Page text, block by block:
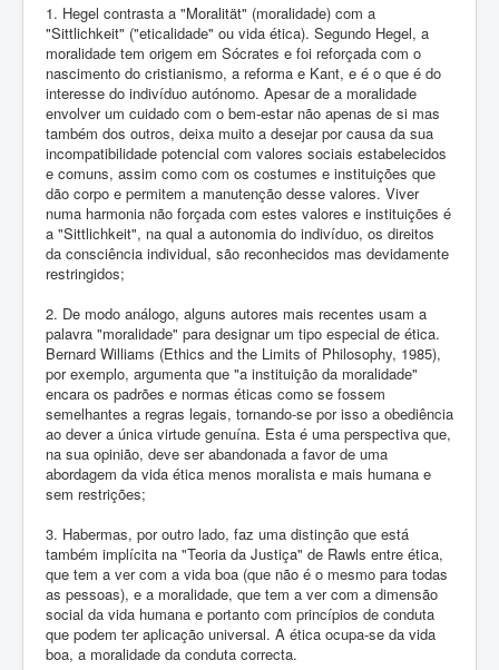
1. Hegel contrasta a "Moralität" (moralidade) com a
"Sittlichkeit" ("eticalidade" ou vida ética). Segundo Hegel, a
moralidade tem origem em Sócrates e foi reforçada com o
nascimento do cristianismo, a reforma e Kant, e é o que é do
interesse do indivíduo autónomo. Apesar de a moralidade
envolver um cuidado com o bem-estar não apenas de si mas
também dos outros, deixa muito a desejar por causa da sua
incompatibilidade potencial com valores sociais estabelecidos
e comuns, assim como com os costumes e instituições que
dão corpo e permitem a manutenção desse valores. Viver
numa harmonia não forçada com estes valores e instituições é
a "Sittlichkeit", na qual a autonomia do indivíduo, os direitos
da consciência individual, são reconhecidos mas devidamente
restringidos;
2. De modo análogo, alguns autores mais recentes usam a
palavra "moralidade" para designar um tipo especial de ética.
Bernard Williams (Ethics and the Limits of Philosophy, 1985),
por exemplo, argumenta que "a instituição da moralidade"
encara os padrões e normas éticas como se fossem
semelhantes a regras legais, tornando-se por isso a obediência
ao dever a única virtude genuína. Esta é uma perspectiva que,
na sua opinião, deve ser abandonada a favor de uma
abordagem da vida ética menos moralista e mais humana e
sem restrições;
3. Habermas, por outro lado, faz uma distinção que está
também implícita na "Teoria da Justiça" de Rawls entre ética,
que tem a ver com a vida boa (que não é o mesmo para todas
as pessoas), e a moralidade, que tem a ver com a dimensão
social da vida humana e portanto com princípios de conduta
que podem ter aplicação universal. A ética ocupa-se da vida
boa, a moralidade da conduta correcta.